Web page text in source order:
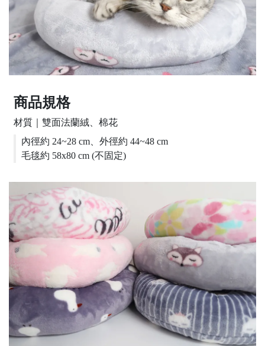
商品規格
材質｜雙面法蘭絨、棉花
內徑約 24~28 cm、外徑約 44~48 cm
毛毯約 58x80 cm (不固定)